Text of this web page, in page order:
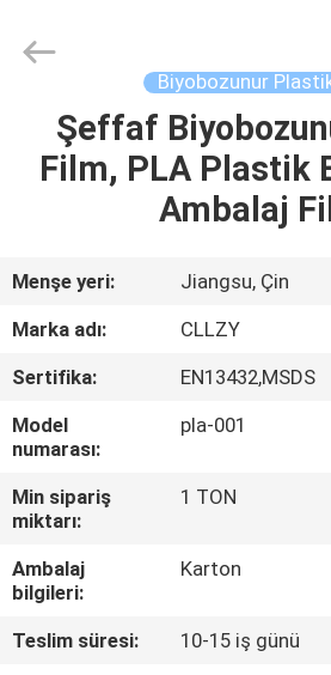
EVDE
BIZIM
HAKKIMIZDA
FABRIKA
TURU
KALITE
KONTROLÜ
HABERLER
Materials
Biyobozunur
Şeffaf
Film, PLA Plastik
Ambalaj
Menşe yeri:
Jiangsu, Çin
Marka adı:
CLLZY
Sertifika:
EN13432,MSDS
Model
numarası:
pla-001
Min sipariş
miktarı:
1 TON
Ambalaj
bilgileri:
Karton
Teslim süresi:
10-15 iş günü